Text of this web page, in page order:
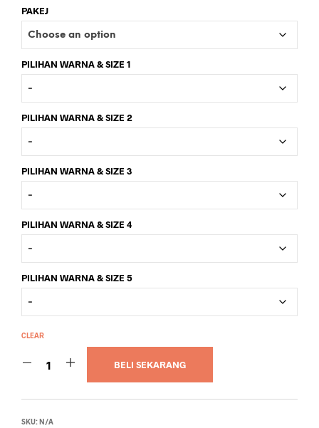
PAKEJ
PILIHAN WARNA & SIZE 1
PILIHAN WARNA & SIZE 2
PILIHAN WARNA & SIZE 3
PILIHAN WARNA & SIZE 4
PILIHAN WARNA & SIZE 5
CLEAR
BELI SEKARANG
SKU:N/A